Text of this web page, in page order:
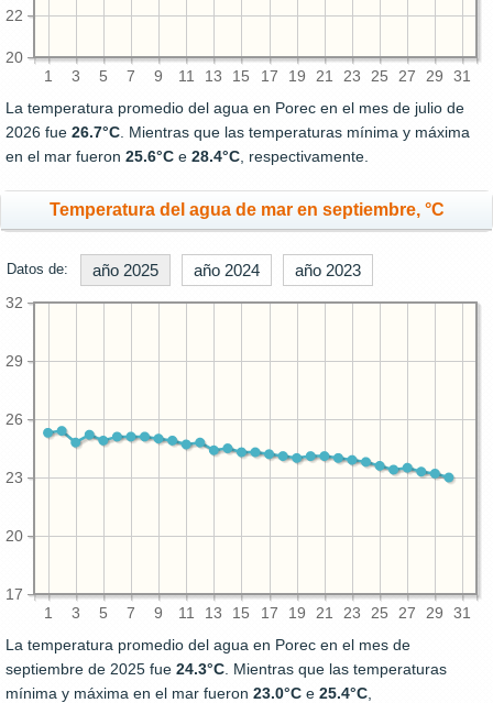
1 3 5 7 9 11 13 15 17 19 21 23 25 27 29 31
20
22
La temperatura promedio del agua en Porec en el mes de julio de
2026 fue 26.7°C . Mientras que las temperaturas mínima y máxima
en el mar fueron 25.6°C e 28.4°C , respectivamente.
Temperatura del agua de mar en septiembre, °C
Datos de: año 2025 año 2024 año 2023
1 3 5 7 9 11 13 15 17 19 21 23 25 27 29 31
17
20
23
26
29
32
La temperatura promedio del agua en Porec en el mes de
septiembre de 2025 fue 24.3°C . Mientras que las temperaturas
mínima y máxima en el mar fueron 23.0°C e 25.4°C